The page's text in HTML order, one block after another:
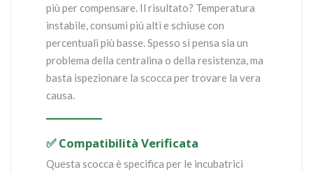
più per compensare. Il risultato? Temperatura
instabile, consumi più alti e schiuse con
percentuali più basse. Spesso si pensa sia un
problema della centralina o della resistenza, ma
basta ispezionare la scocca per trovare la vera
causa.
✅ Compatibilità Verificata
Questa scocca è specifica per le incubatrici